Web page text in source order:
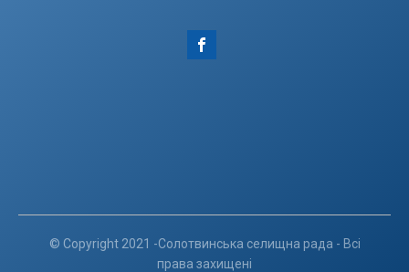
© Copyright 2021 -Солотвинська селищна рада - Всі
права захищені